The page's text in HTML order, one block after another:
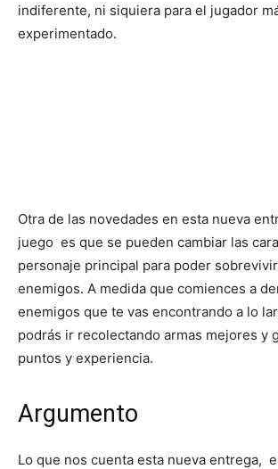
indiferente, ni siquiera para el jugador
experimentado.
Otra de las novedades en esta nueva
juego es que se pueden cambiar las
personaje principal para poder
enemigos. A medida que comiences a
enemigos que te vas encontrando a lo
podrás ir recolectando armas mejores y
puntos y experiencia.
Argumento
Lo que nos cuenta esta nueva entrega,